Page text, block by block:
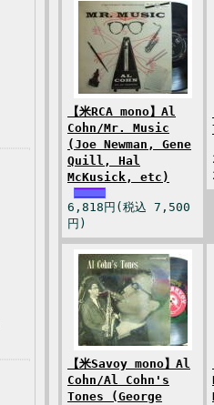
【米RCA mono】Al
Cohn/Mr. Music
(Joe Newman, Gene
Quill, Hal
McKusick, etc)
6,818円(税込 7,500
円)
【米Savoy mono】Al
Cohn/Al Cohn's
Tones (George